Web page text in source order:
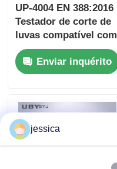
UP-4004 EN 388:2016
Testador de corte de
luvas compatível com
carga ajustável 5N ~
50N e sensor de
pressão de precisão
Enviar inquérito
jessica